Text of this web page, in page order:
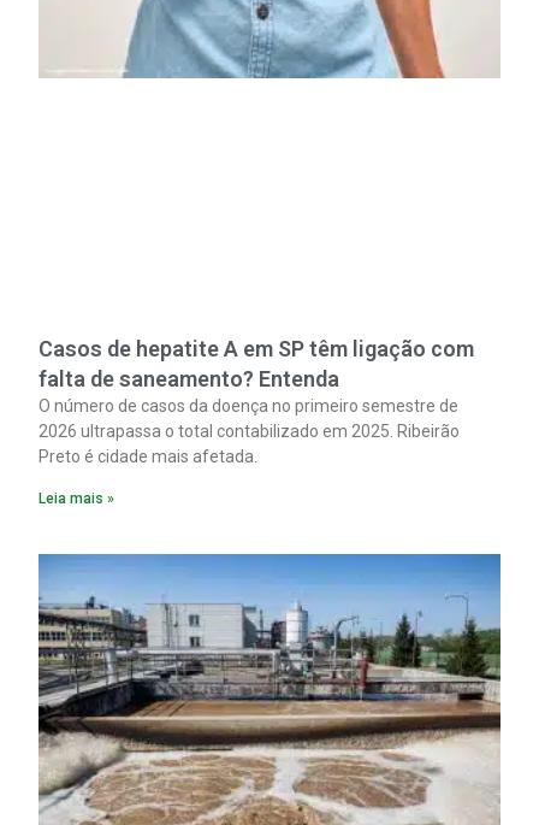
Casos de hepatite A em SP têm ligação com
falta de saneamento? Entenda
O número de casos da doença no primeiro semestre de
2026 ultrapassa o total contabilizado em 2025. Ribeirão
Preto é cidade mais afetada.
Leia mais »